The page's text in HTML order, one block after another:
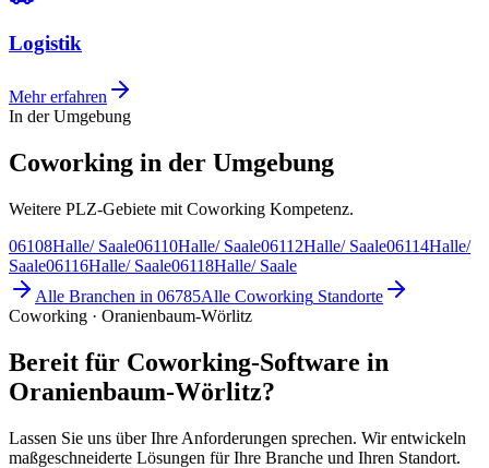
Logistik
Mehr erfahren
In der Umgebung
Coworking in der Umgebung
Weitere PLZ-Gebiete mit Coworking Kompetenz.
06108Halle/ Saale06110Halle/ Saale06112Halle/ Saale06114Halle/
Saale06116Halle/ Saale06118Halle/ Saale
Alle Branchen in 06785Alle Coworking Standorte
Coworking · Oranienbaum-Wörlitz
Bereit für Coworking-Software in
Oranienbaum-Wörlitz?
Lassen Sie uns über Ihre Anforderungen sprechen. Wir entwickeln
maßgeschneiderte Lösungen für Ihre Branche und Ihren Standort.